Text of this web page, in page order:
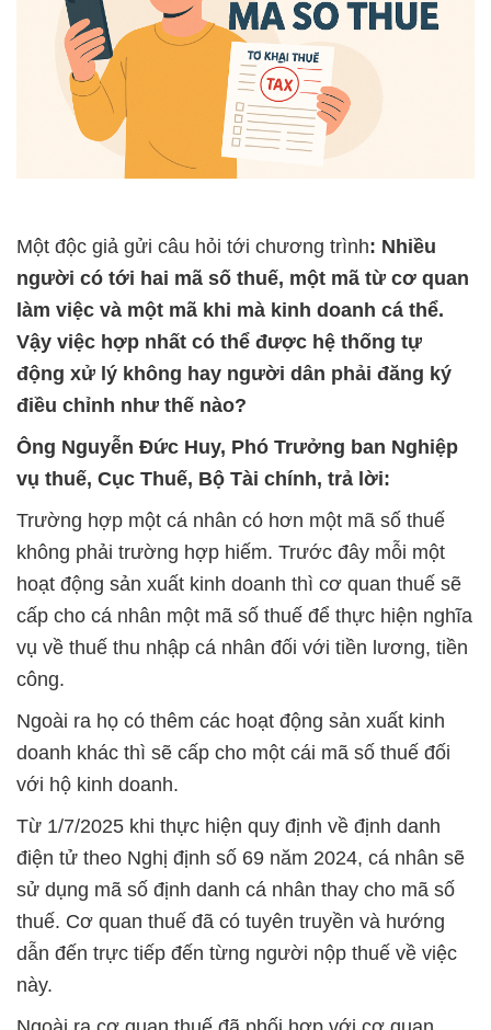
Một độc giả gửi câu hỏi tới chương trình: Nhiều
người có tới hai mã số thuế, một mã từ cơ quan
làm việc và một mã khi mà kinh doanh cá thể.
Vậy việc hợp nhất có thể được hệ thống tự
động xử lý không hay người dân phải đăng ký
điều chỉnh như thế nào?
Ông Nguyễn Đức Huy, Phó Trưởng ban Nghiệp
vụ thuế, Cục Thuế, Bộ Tài chính, trả lời:
Trường hợp một cá nhân có hơn một mã số thuế
không phải trường hợp hiếm. Trước đây mỗi một
hoạt động sản xuất kinh doanh thì cơ quan thuế sẽ
cấp cho cá nhân một mã số thuế để thực hiện nghĩa
vụ về thuế thu nhập cá nhân đối với tiền lương, tiền
công.
Ngoài ra họ có thêm các hoạt động sản xuất kinh
doanh khác thì sẽ cấp cho một cái mã số thuế đối
với hộ kinh doanh.
Từ 1/7/2025 khi thực hiện quy định về định danh
điện tử theo Nghị định số 69 năm 2024, cá nhân sẽ
sử dụng mã số định danh cá nhân thay cho mã số
thuế. Cơ quan thuế đã có tuyên truyền và hướng
dẫn đến trực tiếp đến từng người nộp thuế về việc
này.